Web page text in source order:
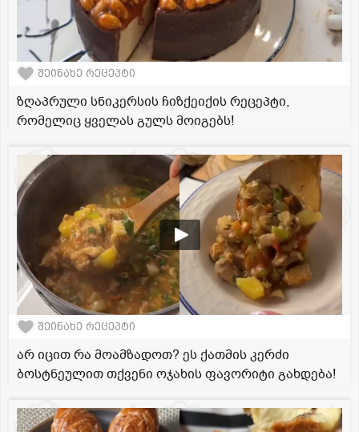
შეინახე რეცეპტი
ზღაპრული სნიკერსის ჩიზქეიქის რეცეპტი,
რომელიც ყველას გულს მოიგებს!
შეინახე რეცეპტი
არ იცით რა მოამზადოთ? ეს ქათმის კერძი
ბოსტნეულით თქვენი ოჯახის ფავორიტი გახდება!